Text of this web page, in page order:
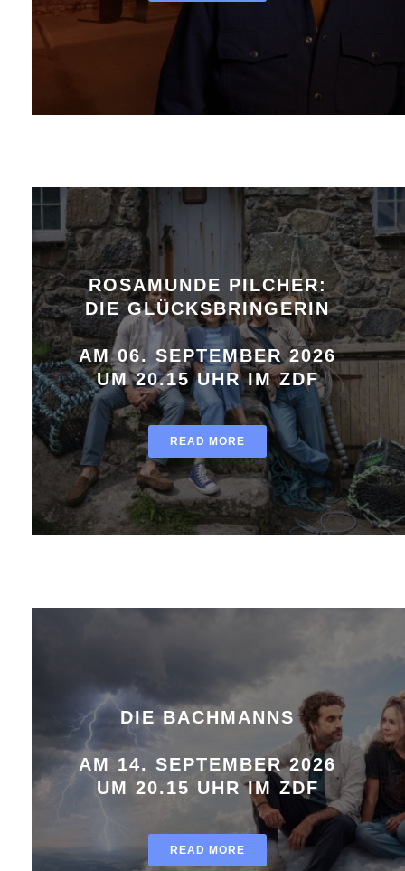
ROSAMUNDE PILCHER:
DIE GLÜCKSBRINGERIN
AM 06. SEPTEMBER 2026
UM 20.15 UHR IM ZDF
READ MORE
DIE BACHMANNS
AM 14. SEPTEMBER 2026
UM 20.15 UHR IM ZDF
READ MORE